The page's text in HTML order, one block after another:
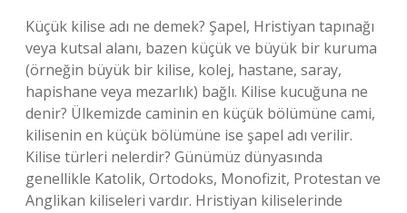
Küçük kilise adı ne demek? Şapel, Hristiyan tapınağı
veya kutsal alanı, bazen küçük ve büyük bir kuruma
(örneğin büyük bir kilise, kolej, hastane, saray,
hapishane veya mezarlık) bağlı. Kilise kucuğuna ne
denir? Ülkemizde caminin en küçük bölümüne cami,
kilisenin en küçük bölümüne ise şapel adı verilir.
Kilise türleri nelerdir? Günümüz dünyasında
genellikle Katolik, Ortodoks, Monofizit, Protestan ve
Anglikan kiliseleri vardır. Hristiyan kiliselerinde